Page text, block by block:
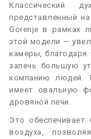
Классический
представленный
Gorenje в рамках
этой модели —
камеры, благодаря
запечь большую
компанию людей.
имеет овальную
дровяной печи.
Это обеспечивает
воздуха,